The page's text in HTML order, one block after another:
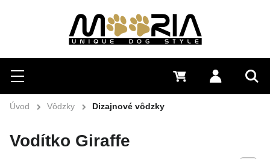
Hľadať
Menu Prihlásiť
0 €
Úvod Vôdzky Dizajnové vôdzky
Vodítko Giraffe